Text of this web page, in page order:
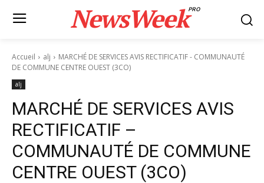
NewsWeekPRO
Accueil alj
MARCHÉ DE SERVICES AVIS RECTIFICATIF - COMMUNAUTÉ
DE COMMUNE CENTRE OUEST (3CO)
alj
MARCHÉ DE SERVICES AVIS
RECTIFICATIF –
COMMUNAUTÉ DE COMMUNE
CENTRE OUEST (3CO)